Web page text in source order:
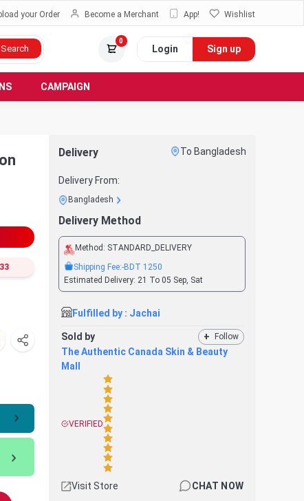
your Order Become a Merchant App! Wishlist
Search
0
Login Sign up
CAMPAIGN
Delivery To Bangladesh
Delivery From:
Bangladesh
Delivery Method
Method: STANDARD_DELIVERY
Shipping Fee:-BDT 1250
Estimated Delivery: 21 To 05 Sep, Sat
Fulfilled by : Jachai
Sold by + Follow
The Authentic Canada Skin & Beauty
Mall
VERIFIED
Visit Store CHAT NOW